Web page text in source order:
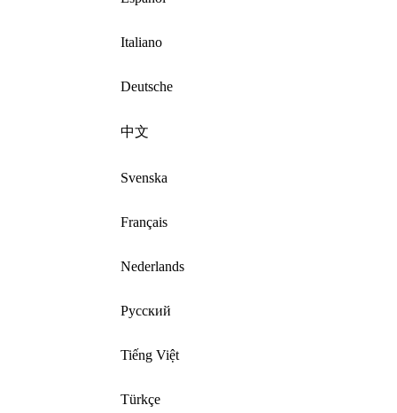
Italiano
Deutsche
中文
Svenska
Français
Nederlands
Русский
Tiếng Việt
Türkçe